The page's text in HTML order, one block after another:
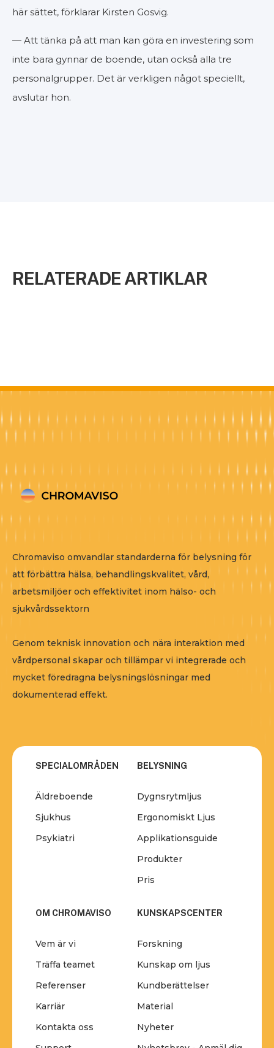
här sättet, förklarar Kirsten Gosvig.
— Att tänka på att man kan göra en investering som
inte bara gynnar de boende, utan också alla tre
personalgrupper. Det är verkligen något speciellt,
avslutar hon.
RELATERADE ARTIKLAR
Chromaviso omvandlar standarderna för belysning för
att förbättra hälsa, behandlingskvalitet, vård,
arbetsmiljöer och effektivitet inom hälso- och
sjukvårdssektorn
Genom teknisk innovation och nära interaktion med
vårdpersonal skapar och tillämpar vi integrerade och
mycket föredragna belysningslösningar med
dokumenterad effekt.
SPECIALOMRÅDEN
Äldreboende
Sjukhus
Psykiatri
BELYSNING
Dygnsrytmljus
Ergonomiskt Ljus
Applikationsguide
Produkter
Pris
OM CHROMAVISO
Vem är vi
Träffa teamet
Referenser
Karriär
Kontakta oss
KUNSKAPSCENTER
Forskning
Kunskap om ljus
Kundberättelser
Material
Nyheter